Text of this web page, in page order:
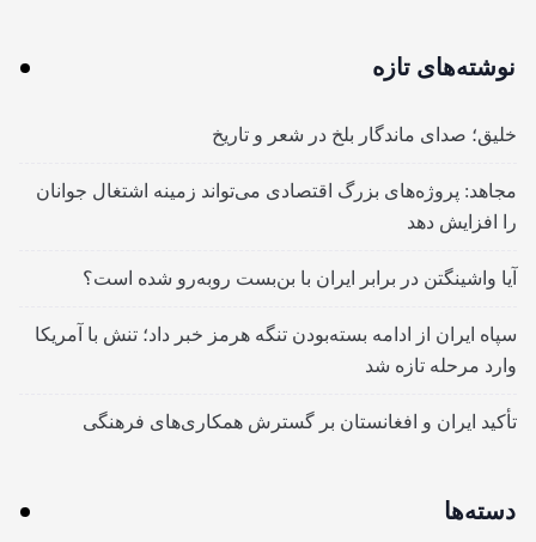
نوشته‌های تازه
خلیق؛ صدای ماندگار بلخ در شعر و تاریخ
مجاهد: پروژه‌های بزرگ اقتصادی می‌تواند زمینه اشتغال جوانان
را افزایش دهد
آیا واشینگتن در برابر ایران با بن‌بست روبه‌رو شده است؟
سپاه ایران از ادامه بسته‌بودن تنگه هرمز خبر داد؛ تنش با آمریکا
وارد مرحله تازه شد
تأکید ایران و افغانستان بر گسترش همکاری‌های فرهنگی
دسته‌ها